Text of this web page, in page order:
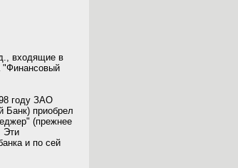
входящие в
"Финансовый
году ЗАО
Банк) приобрел
(прежнее
Эти
и по сей